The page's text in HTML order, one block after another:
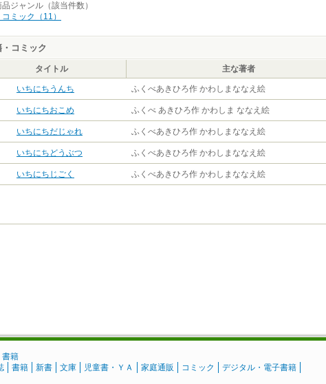
ジャンル（該当件数）
ミック（11）
コミック
タイトル 主な著者
いちにちうんち ふくべあきひろ作 かわしまななえ絵
いちにちおこめ ふくべ あきひろ作 かわしま ななえ絵
いちにちだじゃれ ふくべあきひろ作 かわしまななえ絵
いちにちどうぶつ ふくべあきひろ作 かわしまななえ絵
いちにちじごく ふくべあきひろ作 かわしまななえ絵
書籍
書籍 新書 文庫 児童書・ＹＡ 家庭通販 コミック デジタル・電子書籍